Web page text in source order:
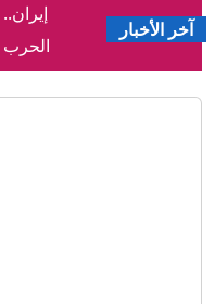
آخر الأخبار
الحرب
"كبار